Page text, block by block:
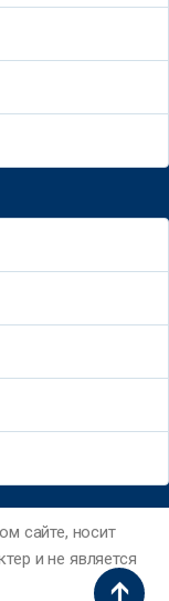
сайте, носит
и не является